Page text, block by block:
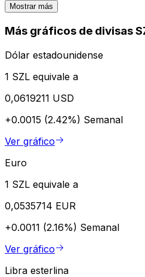
Mostrar más
Más gráficos de divisas
Dólar estadounidense
1 SZL equivale a
0,0619211 USD
+0.0015 (2.42%) Semanal
Ver gráfico
Euro
1 SZL equivale a
0,0535714 EUR
+0.0011 (2.16%) Semanal
Ver gráfico
Libra esterlina